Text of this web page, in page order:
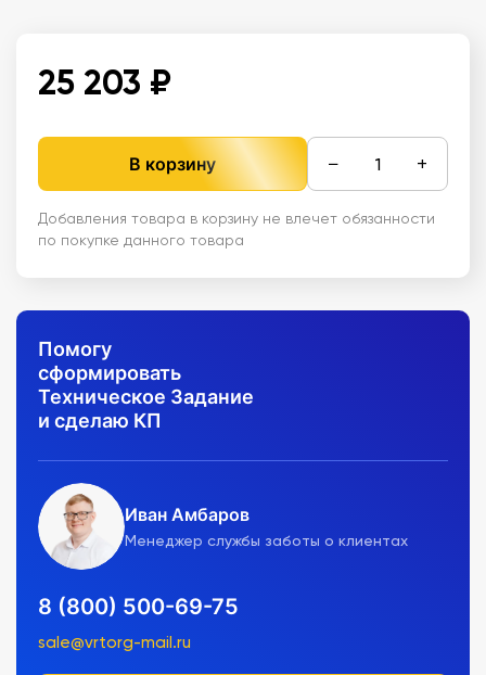
25 203 ₽
В корзину − +
Добавления товара в корзину не влечет обязанности
по покупке данного товара
Помогу
сформировать
Техническое Задание
и сделаю КП
Иван Амбаров
Менеджер службы заботы о клиентах
8 (800) 500-69-75
sale@vrtorg-mail.ru